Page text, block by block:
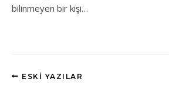
bilinmeyen bir kişi…
ESKI YAZILAR